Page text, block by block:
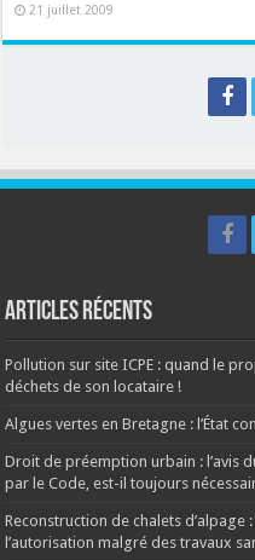
21 juillet 2009
Articles récents
Pollution sur site ICPE : quand le
déchets de son locataire !
Algues vertes en Bretagne : l’État
Droit de préemption urbain : l’avis
par le Code, est-il toujours
Reconstruction de chalets
l’autorisation malgré des travaux